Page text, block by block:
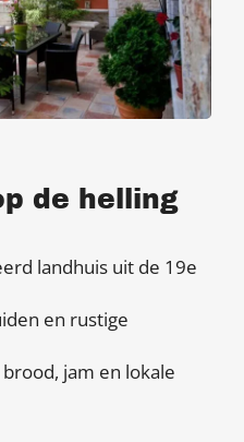
de helling
landhuis uit de 19e
en rustige
jam en lokale